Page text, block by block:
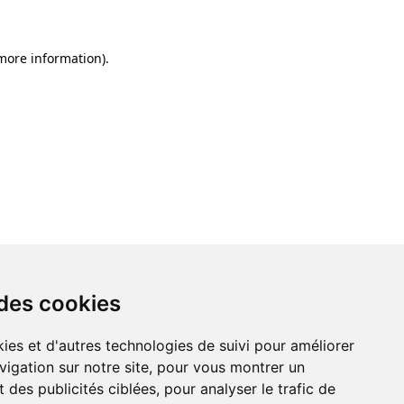
cookies
et d'autres technologies de suivi pour améliorer
sur notre site, pour vous montrer un
des publicités ciblées, pour analyser le trafic de
information).